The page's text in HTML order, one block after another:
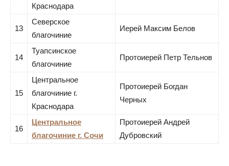
Краснодара
13
Северское
благочиние
Иерей Максим Белов
14
Туапсинское
благочиние
Протоиерей Петр Тельнов
15
Центральное
благочиние г.
Краснодара
Протоиерей Богдан
Черных
16
Центральное
благочиние г. Сочи
Протоиерей Андрей
Дубровский